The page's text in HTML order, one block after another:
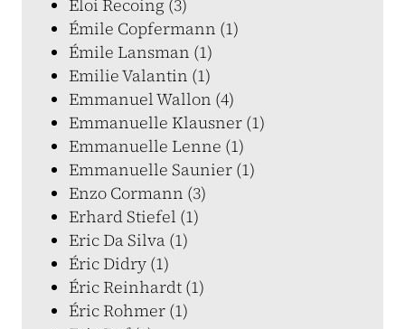
Eloi Recoing (3)
Émile Copfermann (1)
Émile Lansman (1)
Emilie Valantin (1)
Emmanuel Wallon (4)
Emmanuelle Klausner (1)
Emmanuelle Lenne (1)
Emmanuelle Saunier (1)
Enzo Cormann (3)
Erhard Stiefel (1)
Eric Da Silva (1)
Éric Didry (1)
Éric Reinhardt (1)
Éric Rohmer (1)